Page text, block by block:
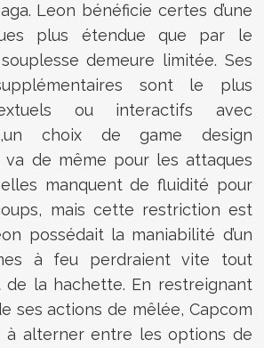
Leon bénéficie certes d’une
plus étendue que par le
demeure limitée. Ses
sont le plus
ou interactifs avec
choix de game design
va de même pour les attaques
manquent de fluidité pour
mais cette restriction est
possédait la maniabilité d’un
à feu perdraient vite tout
la hachette. En restreignant
ses actions de mêlée, Capcom
à alterner entre les options de